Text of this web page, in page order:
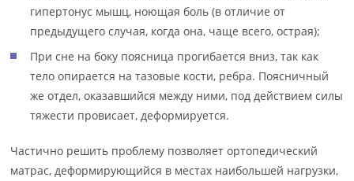
гипертонус мышц, ноющая боль (в отличие от
предыдущего случая, когда она, чаще всего, острая);
При сне на боку поясница прогибается вниз, так как
тело опирается на тазовые кости, ребра. Поясничный
же отдел, оказавшийся между ними, под действием силы
тяжести провисает, деформируется.
Частично решить проблему позволяет ортопедический
матрас, деформирующийся в местах наибольшей нагрузки,